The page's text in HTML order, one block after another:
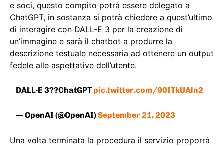
e soci, questo compito potrà essere delegato a
ChatGPT, in sostanza si potrà chiedere a quest’ultimo
di interagire con DALL-E 3 per la creazione di
un’immagine e sarà il chatbot a produrre la
descrizione testuale necessaria ad ottenere un output
fedele alle aspettative dell’utente.
DALL·E 3??ChatGPT pic.twitter.com/90ITkUAln2
— OpenAI (@OpenAI)September 21, 2023
Una volta terminata la procedura il servizio proporrà